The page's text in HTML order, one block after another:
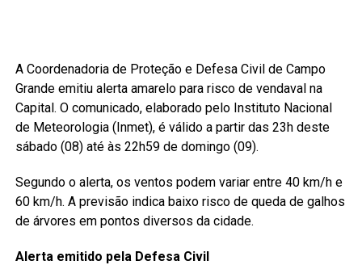
A Coordenadoria de Proteção e Defesa Civil de Campo
Grande emitiu alerta amarelo para risco de vendaval na
Capital. O comunicado, elaborado pelo Instituto Nacional
de Meteorologia (Inmet), é válido a partir das 23h deste
sábado (08) até às 22h59 de domingo (09).
Segundo o alerta, os ventos podem variar entre 40 km/h e
60 km/h. A previsão indica baixo risco de queda de galhos
de árvores em pontos diversos da cidade.
Alerta emitido pela Defesa Civil